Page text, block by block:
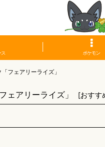
ポケモン
フェアリーライズ」
ェアリーライズ」 [おすす